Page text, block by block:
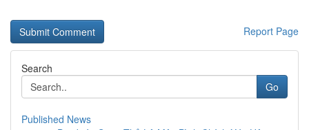
Report Page
Search
Go
Published News